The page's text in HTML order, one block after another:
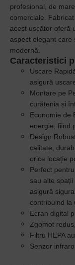
profesional, de
comerciale.
acest uscător oferă
aspect elegant care
modernă.
Caracteristici
Uscare
asigură
Montare pe
curățenia și
Economie de
energie, fiind
Design
calitate,
orice locație
Perfect
sau alte
asigură
contribuind la
Ecran digital
Zgomot
Filtru HEPA
Senzor